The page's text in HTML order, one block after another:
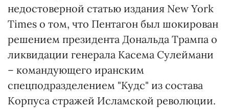
недостоверной статью издания New York
Times о том, что Пентагон был шокирован
решением президента Дональда Трампа о
ликвидации генерала Касема Сулеймани
– командующего иранским
спецподразделением "Кудс" из состава
Корпуса стражей Исламской революции.